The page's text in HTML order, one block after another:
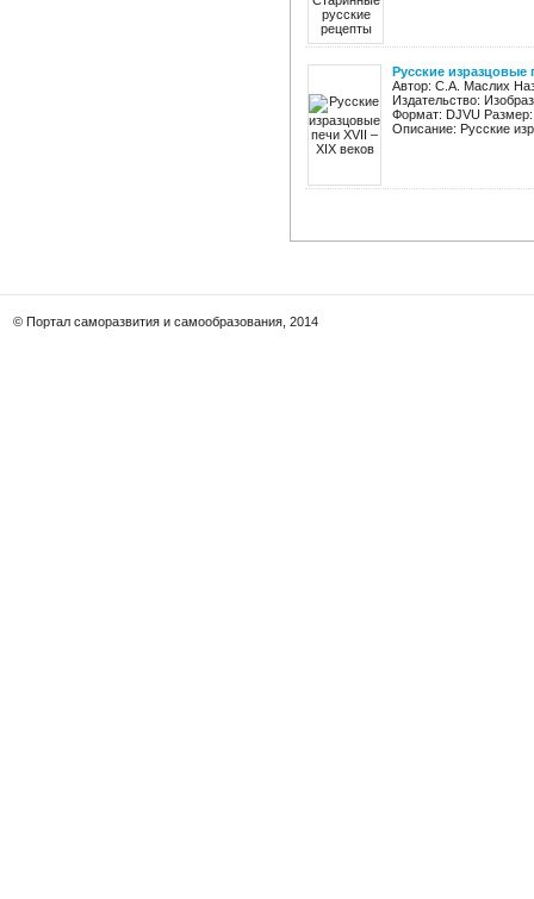
Русские изразцовые
Автор: С.А. Маслих
Издательство:
Формат: DJVU
Описание: Русские
© Портал саморазвития и самообразования, 2014